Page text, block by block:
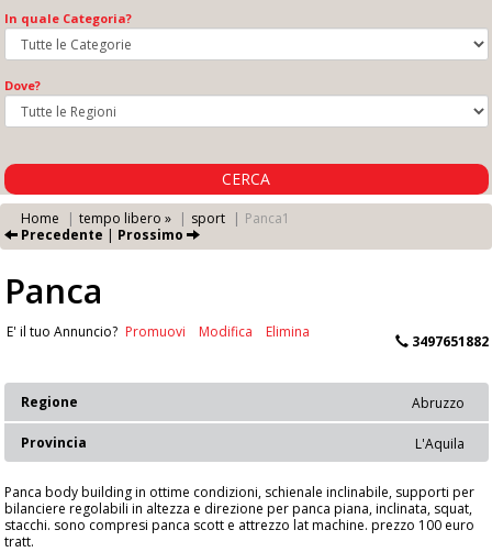
In quale Categoria?
Dove?
CERCA
Home tempo libero » sport
Panca1
Precedente | Prossimo
Panca
3497651882
E' il tuo Annuncio? Promuovi Modifica Elimina
Abruzzo
Regione
L'Aquila
Provincia
Panca body building in ottime condizioni, schienale inclinabile, supporti per
bilanciere regolabili in altezza e direzione per panca piana, inclinata, squat,
stacchi. sono compresi panca scott e attrezzo lat machine. prezzo 100 euro
tratt.